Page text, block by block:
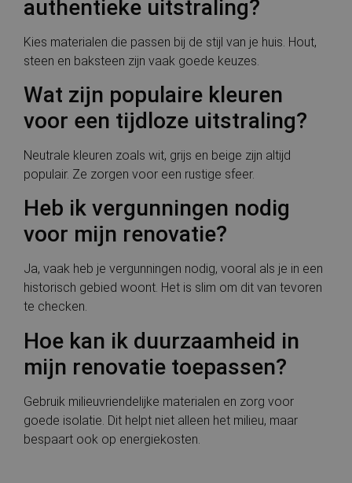
authentieke uitstraling?
Kies materialen die passen bij de stijl van je huis. Hout,
steen en baksteen zijn vaak goede keuzes.
Wat zijn populaire kleuren
voor een tijdloze uitstraling?
Neutrale kleuren zoals wit, grijs en beige zijn altijd
populair. Ze zorgen voor een rustige sfeer.
Heb ik vergunningen nodig
voor mijn renovatie?
Ja, vaak heb je vergunningen nodig, vooral als je in een
historisch gebied woont. Het is slim om dit van tevoren
te checken.
Hoe kan ik duurzaamheid in
mijn renovatie toepassen?
Gebruik milieuvriendelijke materialen en zorg voor
goede isolatie. Dit helpt niet alleen het milieu, maar
bespaart ook op energiekosten.